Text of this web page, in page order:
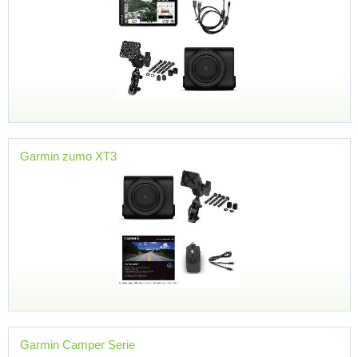
Garmin zumo XT3
Garmin Camper Serie